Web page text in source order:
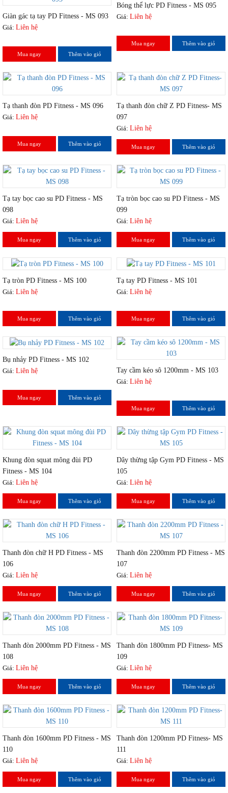
Giàn gác tạ tay PD Fitness - MS 093
Giá: Liên hệ
Mua ngay Thêm vào giỏ
Bóng thể lực PD Fitness - MS 095
Giá: Liên hệ
Mua ngay Thêm vào giỏ
Tạ thanh đòn PD Fitness - MS 096
Giá: Liên hệ
Mua ngay Thêm vào giỏ
Tạ thanh đòn chữ Z PD Fitness- MS
097
Giá: Liên hệ
Mua ngay Thêm vào giỏ
Tạ tay bọc cao su PD Fitness - MS
098
Giá: Liên hệ
Mua ngay Thêm vào giỏ
Tạ tròn bọc cao su PD Fitness - MS
099
Giá: Liên hệ
Mua ngay Thêm vào giỏ
Tạ tròn PD Fitness - MS 100
Giá: Liên hệ
Mua ngay Thêm vào giỏ
Tạ tay PD Fitness - MS 101
Giá: Liên hệ
Mua ngay Thêm vào giỏ
Bụ nhảy PD Fitness - MS 102
Giá: Liên hệ
Mua ngay Thêm vào giỏ
Tay cầm kéo sô 1200mm - MS 103
Giá: Liên hệ
Mua ngay Thêm vào giỏ
Khung đòn squat mông đùi PD
Fitness - MS 104
Giá: Liên hệ
Mua ngay Thêm vào giỏ
Dây thừng tập Gym PD Fitness - MS
105
Giá: Liên hệ
Mua ngay Thêm vào giỏ
Thanh đòn chữ H PD Fitness - MS
106
Giá: Liên hệ
Mua ngay Thêm vào giỏ
Thanh đòn 2200mm PD Fitness - MS
107
Giá: Liên hệ
Mua ngay Thêm vào giỏ
Thanh đòn 2000mm PD Fitness - MS
108
Giá: Liên hệ
Mua ngay Thêm vào giỏ
Thanh đòn 1800mm PD Fitness- MS
109
Giá: Liên hệ
Mua ngay Thêm vào giỏ
Thanh đòn 1600mm PD Fitness - MS
110
Giá: Liên hệ
Mua ngay Thêm vào giỏ
Thanh đòn 1200mm PD Fitness- MS
111
Giá: Liên hệ
Mua ngay Thêm vào giỏ